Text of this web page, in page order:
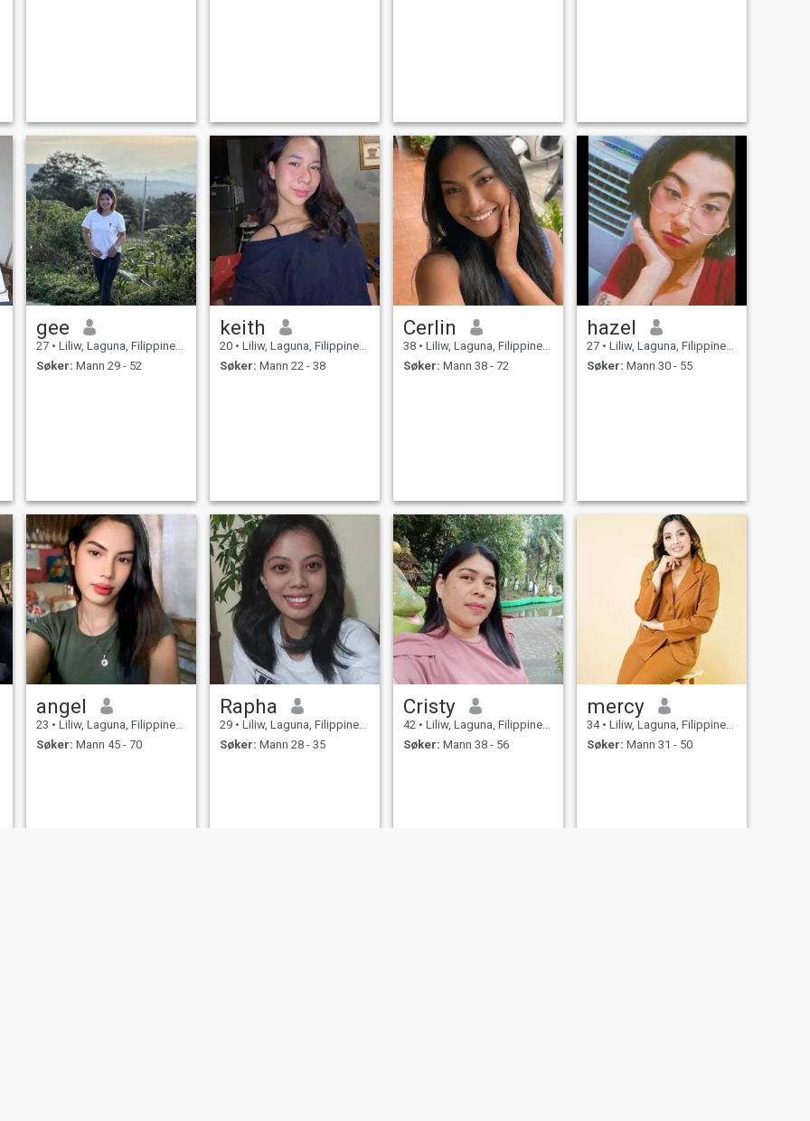
gee
27 • Liliw, Laguna, Filippinene
Søker: Mann 29 - 52
keith
20 • Liliw, Laguna, Filippinene
Søker: Mann 22 - 38
Cerlin
38 • Liliw, Laguna, Filippinene
Søker: Mann 38 - 72
hazel
27 • Liliw, Laguna, Filippinene
Søker: Mann 30 - 55
angel
23 • Liliw, Laguna, Filippinene
Søker: Mann 45 - 70
Rapha
29 • Liliw, Laguna, Filippinene
Søker: Mann 28 - 35
Cristy
42 • Liliw, Laguna, Filippinene
Søker: Mann 38 - 56
mercy
34 • Liliw, Laguna, Filippinene
Søker: Mann 31 - 50